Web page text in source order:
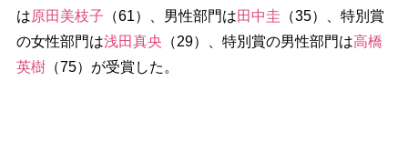
は原田美枝子 （61）、男性部門は田中圭 （35）、特別賞
の女性部門は浅田真央 （29）、特別賞の男性部門は高橋
英樹（75）が受賞した。